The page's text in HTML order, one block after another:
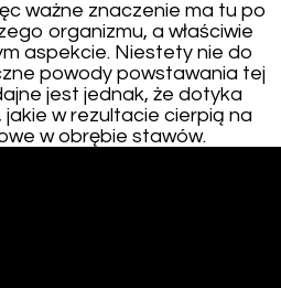
ważne znaczenie ma tu po
organizmu, a właściwie
aspekcie. Niestety nie do
powody powstawania tej
jest jednak, że dotyka
w rezultacie cierpią na
w obrębie stawów.